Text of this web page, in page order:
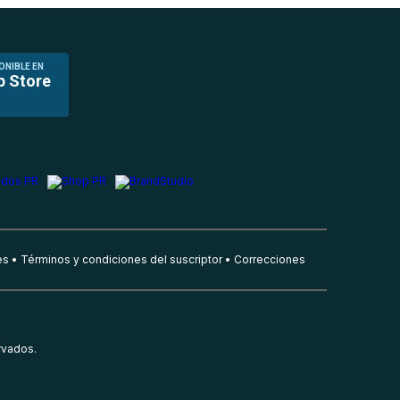
EN
Store
Términos y condiciones del suscriptor Correcciones